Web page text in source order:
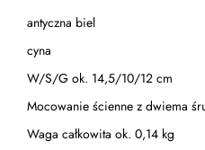
antyczna biel
cyna
W/S/G ok. 14,5/10/12 cm
Mocowanie ścienne z dwiema
Waga całkowita ok. 0,14 kg